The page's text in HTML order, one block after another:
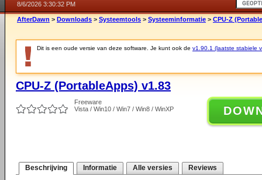
8/6/2026 3:30:32 PM
AfterDawn > Downloads > Systeemtools > Systeeminformatie > CPU-Z
Dit is een oude versie van deze software. Je kunt ook de v1.90.1 (laatste stabiele
CPU-Z (PortableApps) v1.83
Freeware
Vista / Win10 / Win7 / Win8 / WinXP
Beschrijving Informatie Alle versies Reviews